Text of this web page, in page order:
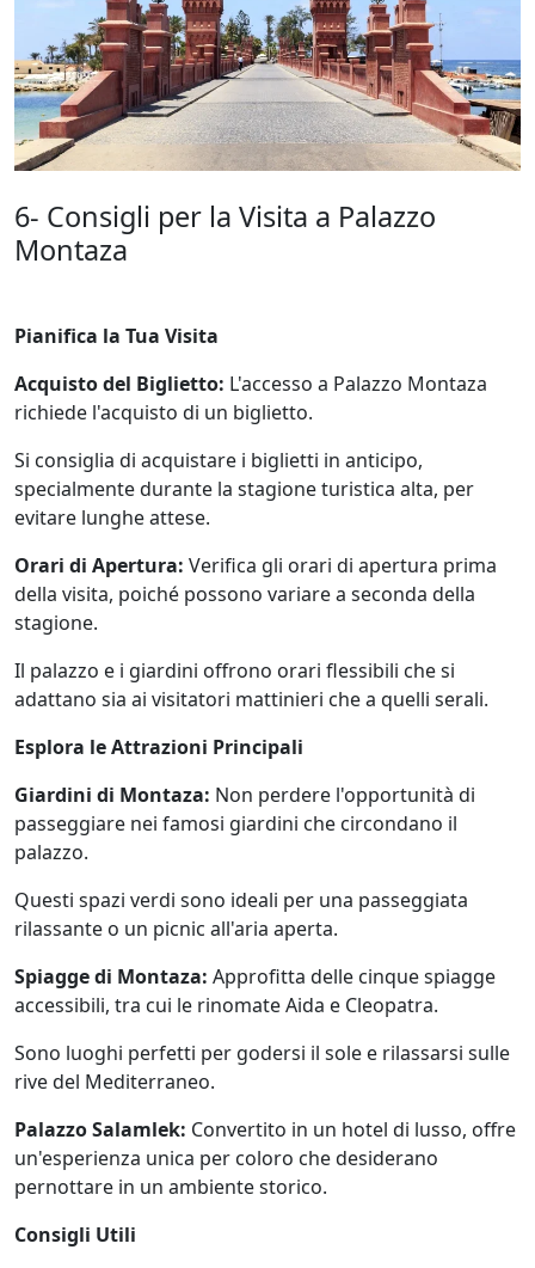
6- Consigli per la Visita a Palazzo
Montaza
Pianifica la Tua Visita
Acquisto del Biglietto: L'accesso a Palazzo Montaza
richiede l'acquisto di un biglietto.
Si consiglia di acquistare i biglietti in anticipo,
specialmente durante la stagione turistica alta, per
evitare lunghe attese.
Orari di Apertura: Verifica gli orari di apertura prima
della visita, poiché possono variare a seconda della
stagione.
Il palazzo e i giardini offrono orari flessibili che si
adattano sia ai visitatori mattinieri che a quelli serali.
Esplora le Attrazioni Principali
Giardini di Montaza: Non perdere l'opportunità di
passeggiare nei famosi giardini che circondano il
palazzo.
Questi spazi verdi sono ideali per una passeggiata
rilassante o un picnic all'aria aperta.
Spiagge di Montaza: Approfitta delle cinque spiagge
accessibili, tra cui le rinomate Aida e Cleopatra.
Sono luoghi perfetti per godersi il sole e rilassarsi sulle
rive del Mediterraneo.
Palazzo Salamlek: Convertito in un hotel di lusso, offre
un'esperienza unica per coloro che desiderano
pernottare in un ambiente storico.
Consigli Utili